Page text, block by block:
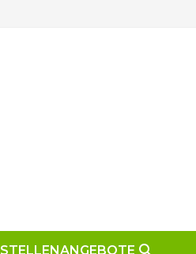
STELLENANGEBOTE